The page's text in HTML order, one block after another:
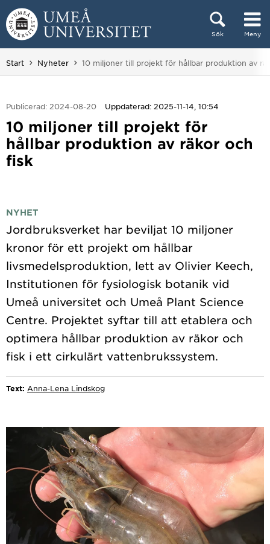
Hoppa direkt till innehållet
Sök Meny
Huvudmenyn dold.
Start Nyheter Du är här:
10 miljoner till projekt för hållbar produktion av
Publicerad: 2024-08-20 Uppdaterad: 2025-11-14, 10:54
10 miljoner till projekt för
hållbar produktion av räkor och
fisk
NYHET
Jordbruksverket har beviljat 10 miljoner
kronor för ett projekt om hållbar
livsmedelsproduktion, lett av Olivier Keech,
Institutionen för fysiologisk botanik vid
Umeå universitet och Umeå Plant Science
Centre. Projektet syftar till att etablera och
optimera hållbar produktion av räkor och
Text: Anna-Lena Lindskog